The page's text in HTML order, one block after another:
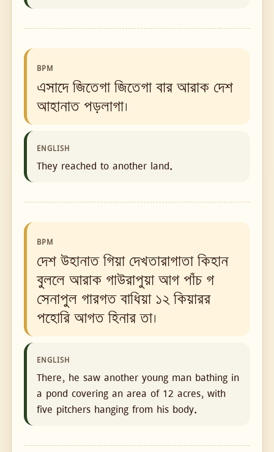
BPM
এসাদে জিতেগা জিতেগা বার আরাক দেশ
আহানাত পড়লাগা।
ENGLISH
They reached to another land.
BPM
দেশ উহানাত গিয়া দেখতারাগাতা কিহান
বুললে আরাক গাউরাপুয়া আগ পাঁচ গ
সেনাপুল গারগত বাধিয়া ১২ কিয়ারর
পহোরি আগত হিনার তা।
ENGLISH
There, he saw another young man bathing in
a pond covering an area of ​​12 acres, with
five pitchers hanging from his body.